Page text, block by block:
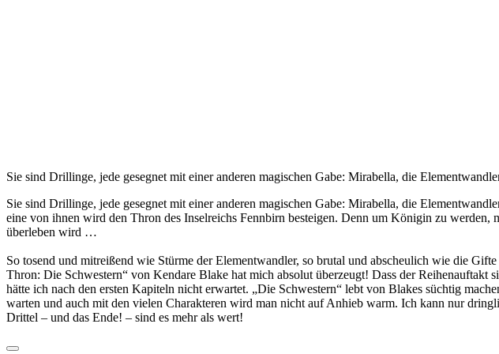
Sie sind Drillinge, jede gesegnet mit einer anderen magischen Gabe: Mirabella, die
Sie sind Drillinge, jede gesegnet mit einer anderen magischen Gabe: Mirabella, die
eine von ihnen wird den Thron des Inselreichs Fennbirn besteigen. Denn um Königin zu
überleben wird …
So tosend und mitreißend wie Stürme der Elementwandler, so brutal und abscheulich wie die
Thron: Die Schwestern“ von Kendare Blake hat mich absolut überzeugt! Dass der
hätte ich nach den ersten Kapiteln nicht erwartet. „Die Schwestern“ lebt von Blakes süchtig
warten und auch mit den vielen Charakteren wird man nicht auf Anhieb warm. Ich kann nur
Drittel – und das Ende! – sind es mehr als wert!